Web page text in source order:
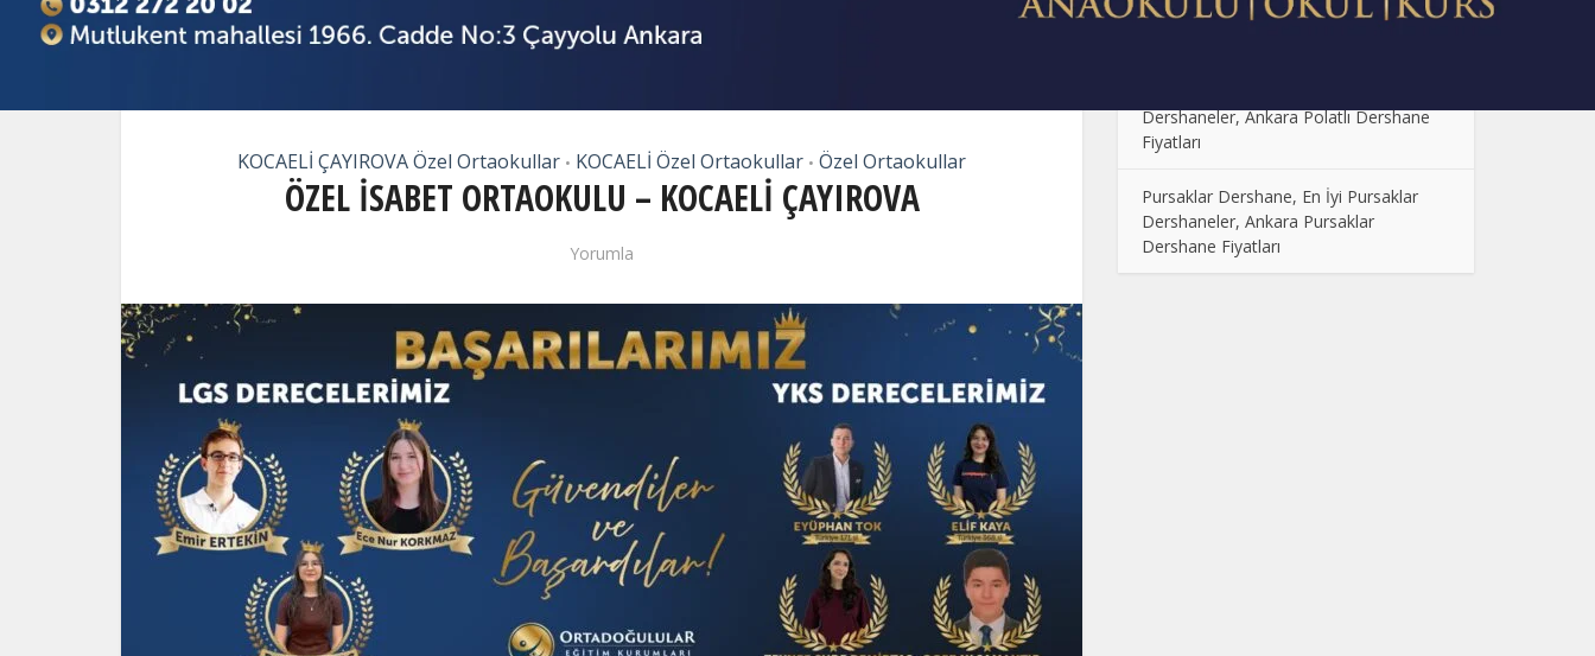
KOCAELİ ÇAYIROVA Özel Ortaokullar • KOCAELİ Özel Ortaokullar • Özel Ortaokullar
ÖZEL İSABET ORTAOKULU – KOCAELİ ÇAYIROVA
Yorumla
Kolej Seçimi Yaparken Dikkat Edilmesi
Dershaneler, Ankara Polatlı Dershane
Fiyatları
Pursaklar Dershane, En İyi Pursaklar
Dershaneler, Ankara Pursaklar
Dershane Fiyatları